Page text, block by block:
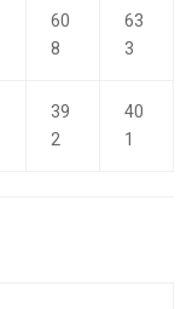
60
8
63
3
39
2
40
1